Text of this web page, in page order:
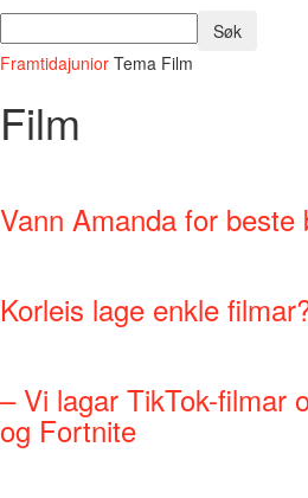
Framtidajunior Tema Film
Film
Vann Amanda for beste
Korleis lage enkle
– Vi lagar TikTok-filmar
og Fortnite